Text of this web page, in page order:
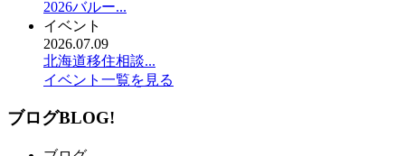
2026バルー...
イベント
2026.07.09
北海道移住相談...
イベント一覧を見る
ブログBLOG!